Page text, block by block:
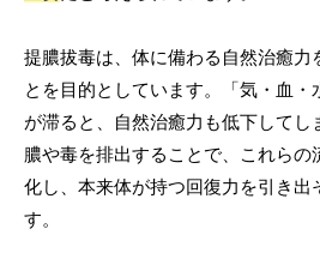
提膿拔毒は、体に備わる自然治癒力
とを目的としています。「気・血・
が滞ると、自然治癒力も低下してし
膿や毒を排出することで、これらの
化し、本来体が持つ回復力を引き出
す。